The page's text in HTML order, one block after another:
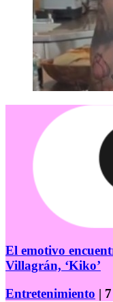
El emotivo
Villagrán, ‘Kiko’
Entretenimiento |